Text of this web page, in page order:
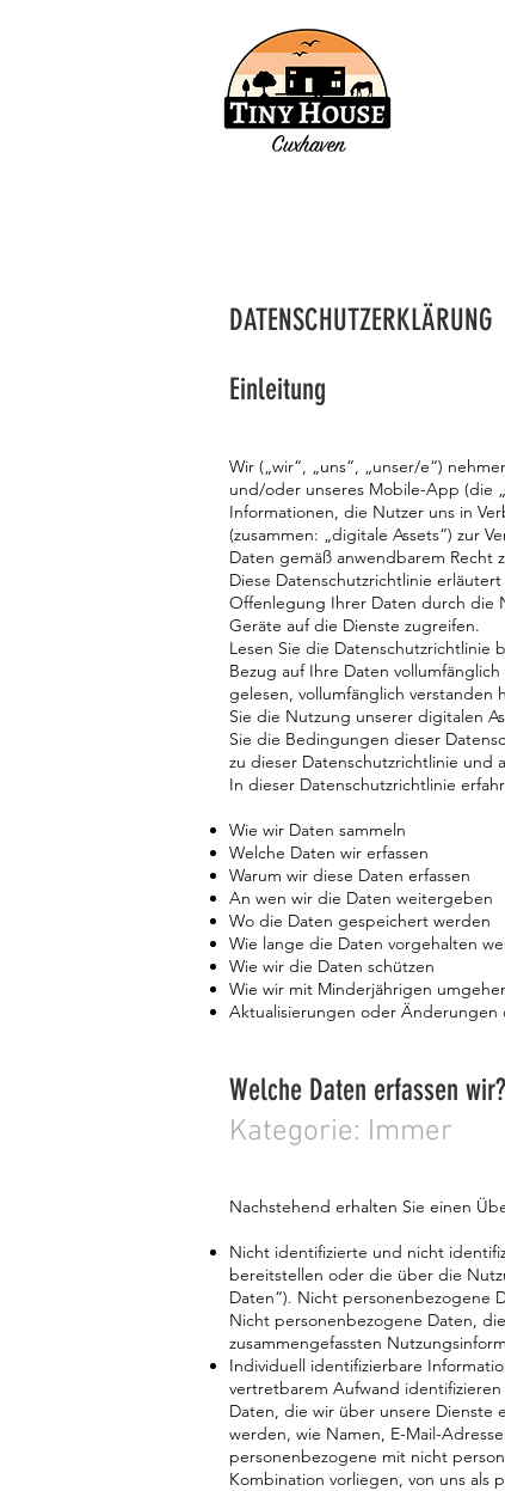
DATENSCHUTZERKLÄRUNG
Einleitung
Wir („wir“, „uns“, „unser/e“)
und/oder unseres Mobile-App (die
Informationen, die Nutzer uns in
(zusammen: „digitale Assets“) zur
Daten gemäß anwendbarem Recht
Diese Datenschutzrichtlinie
Offenlegung Ihrer Daten durch die
Geräte auf die Dienste zugreifen.
Lesen Sie die Datenschutzrichtlinie
Bezug auf Ihre Daten
gelesen, vollumfänglich verstanden
Sie die Nutzung unserer digitalen
Sie die Bedingungen dieser
zu dieser Datenschutzrichtlinie und
In dieser Datenschutzrichtlinie
Wie wir Daten sammeln
Welche Daten wir erfassen
Warum wir diese Daten erfassen
An wen wir die Daten weitergeben
Wo die Daten gespeichert werden
Wie lange die Daten vorgehalten
Wie wir die Daten schützen
Wie wir mit Minderjährigen
Aktualisierungen oder Änderungen
Welche Daten erfassen wir?
Kategorie: Immer
Nachstehend erhalten Sie einen
Nicht identifizierte und nicht
bereitstellen oder die über die
Daten“). Nicht personenbezogene
Nicht personenbezogene Daten,
zusammengefassten
Individuell identifizierbare
vertretbarem Aufwand
Daten, die wir über unsere Dienste
werden, wie Namen, E-Mail-
personenbezogene mit nicht
Kombination vorliegen, von uns als